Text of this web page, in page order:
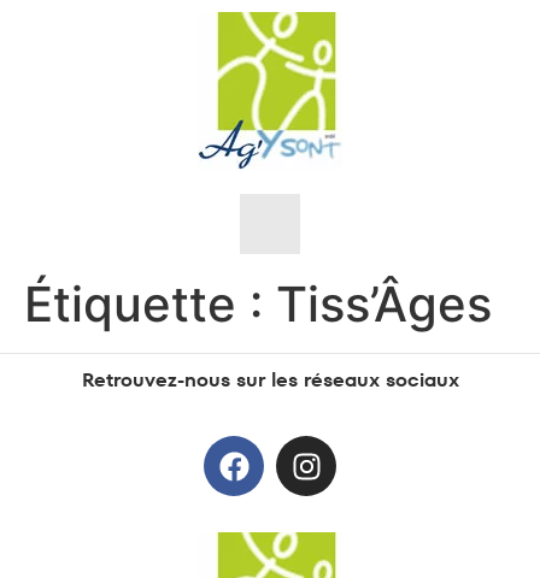
Nos valeurs
Étiquette : Tiss’Âges
Retrouvez-nous sur les réseaux sociaux